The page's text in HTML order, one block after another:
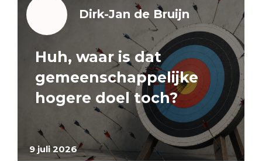
9 juli 2026
Dirk-Jan de Bruijn
Huh, waar is dat
gemeenschappelijke
hogere doel toch?